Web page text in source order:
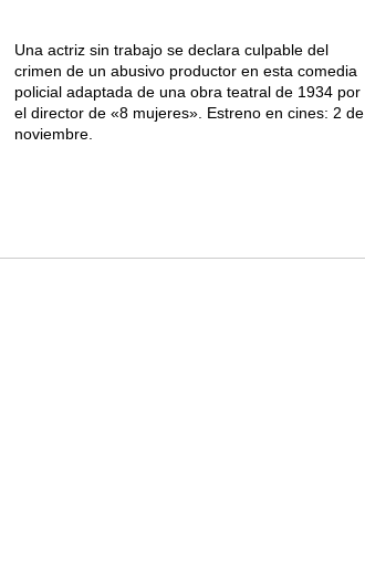
Una actriz sin trabajo se declara culpable del
crimen de un abusivo productor en esta comedia
policial adaptada de una obra teatral de 1934 por
el director de «8 mujeres». Estreno en cines: 2 de
noviembre.